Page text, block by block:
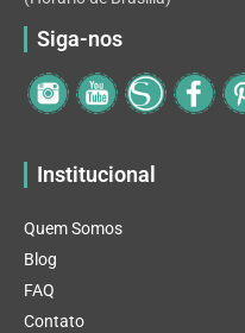
Siga-nos
Institucional
Quem Somos
Blog
FAQ
Contato